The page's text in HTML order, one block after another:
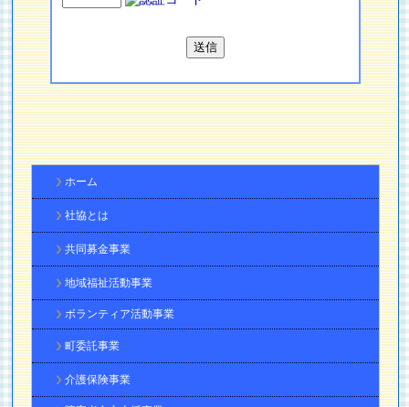
ホーム
社協とは
共同募金事業
地域福祉活動事業
ボランティア活動事業
町委託事業
介護保険事業